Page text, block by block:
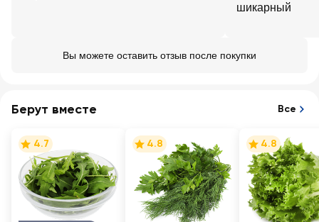
шикарный
Вы можете оставить отзыв после покупки
Берут вместе Все
4.7 4.8 4.8